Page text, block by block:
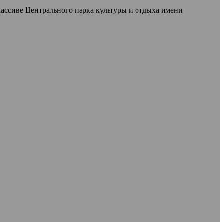
Центрального парка культуры и отдыха имени